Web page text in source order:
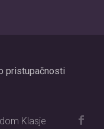
pristupačnosti
Klasje